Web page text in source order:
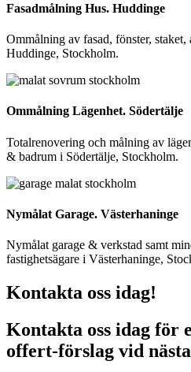
Fasadmålning Hus. Huddinge
Ommålning av fasad, fönster,
Huddinge, Stockholm.
Ommålning Lägenhet. Södertälje
Totalrenovering och målning av
& badrum i Södertälje, Stockholm.
Nymålat Garage. Västerhaninge
Nymålat garage & verkstad samt
fastighetsägare i Västerhaninge,
Kontakta oss idag!
Kontakta oss idag för
offert-förslag vid